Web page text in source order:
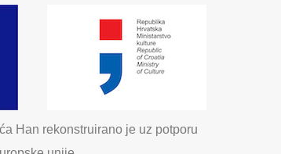
Han rekonstruirano je uz potporu